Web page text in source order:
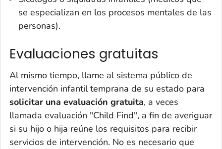
se especializan en los procesos mentales de las
personas).
Evaluaciones gratuitas
Al mismo tiempo, llame al sistema público de
intervención infantil temprana de su estado para
solicitar una evaluación gratuita, a veces
llamada evaluación "Child Find", a fin de averiguar
si su hijo o hija reúne los requisitos para recibir
servicios de intervención. No es necesario que